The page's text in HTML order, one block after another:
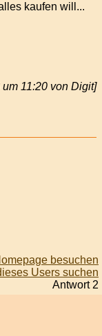
kaufen will...
11:20 von Digit]
Antwort 2